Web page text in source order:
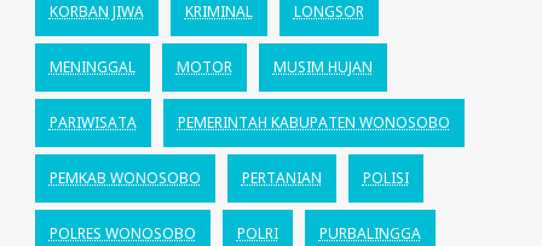
KORBAN JIWA KRIMINAL LONGSOR
MENINGGAL MOTOR MUSIM HUJAN
PARIWISATA PEMERINTAH KABUPATEN WONOSOBO
PEMKAB WONOSOBO PERTANIAN POLISI
POLRES WONOSOBO POLRI PURBALINGGA